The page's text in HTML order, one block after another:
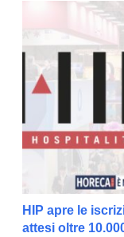
HIP apre le
attesi oltre